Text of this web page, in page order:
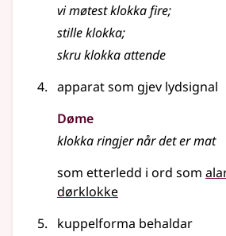
vi møtest klokka fire;
stille klokka;
skru klokka attende
apparat som gjev lydsignal
Døme
klokka ringjer når det er mat
som etterledd i ord som
dørklokke
kuppelforma behaldar